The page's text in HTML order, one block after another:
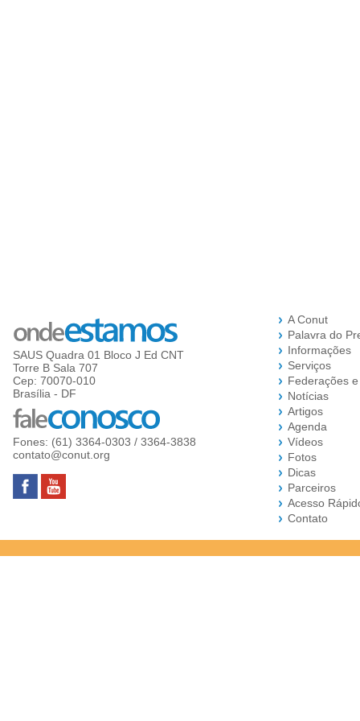
SAUS Quadra 01 Bloco J Ed CNT
Torre B Sala 707
Cep: 70070-010
Brasília - DF
Fones: (61) 3364-0303 / 3364-3838
contato@conut.org
A Conut
Palavra do
Informações
Serviços
Federações
Notícias
Artigos
Agenda
Vídeos
Fotos
Dicas
Parceiros
Acesso
Contato